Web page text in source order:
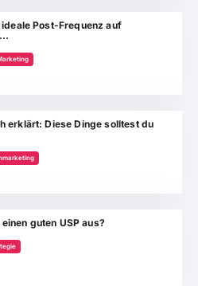
Post-Frequenz auf
erklärt: Diese Dinge solltest du
guten USP aus?